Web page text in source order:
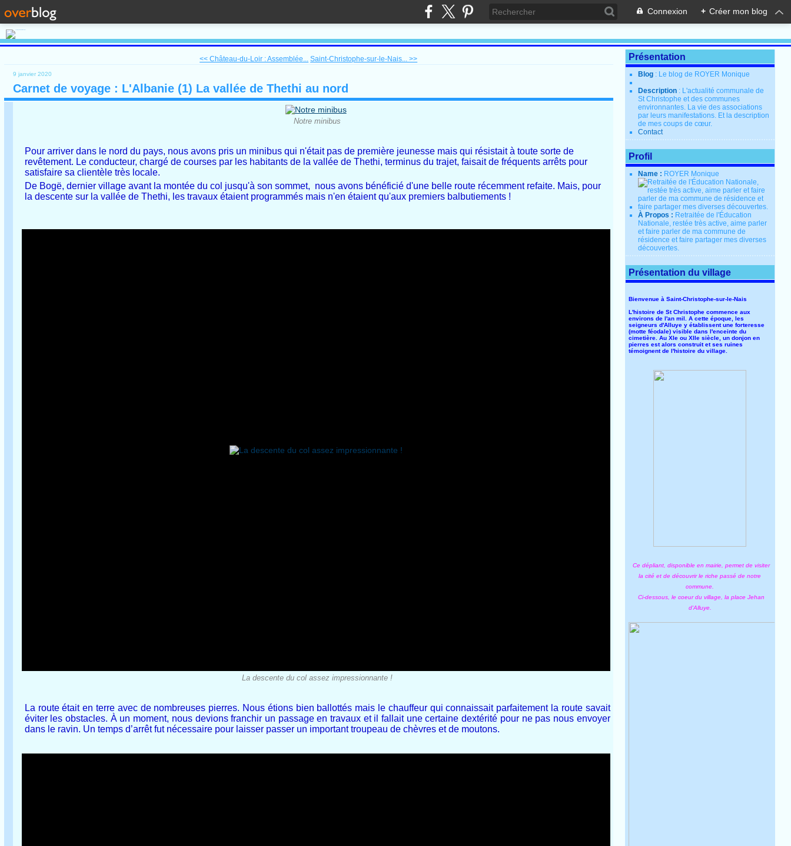
Connexion + Créer mon blog
<< Château-du-Loir : Assemblée... Saint-Christophe-sur-le-Nais... >>
9 janvier 2020
Carnet de voyage : L'Albanie (1) La vallée de Thethi au nord
Notre minibus
Pour arriver dans le nord du pays, nous avons pris un minibus qui n'était pas de première jeunesse mais qui résistait à toute sorte de
revêtement. Le conducteur, chargé de courses par les habitants de la vallée de Thethi, terminus du trajet, faisait de fréquents arrêts pour
satisfaire sa clientèle très locale.
De Bogë, dernier village avant la montée du col jusqu'à son sommet, nous avons bénéficié d'une belle route récemment refaite. Mais, pour
la descente sur la vallée de Thethi, les travaux étaient programmés mais n'en étaient qu'aux premiers balbutiements !
La descente du col assez impressionnante !
La route était en terre avec de nombreuses pierres. Nous étions bien ballottés mais le chauffeur qui connaissait parfaitement la route savait
éviter les obstacles. À un moment, nous devions franchir un passage en travaux et il fallait une certaine dextérité pour ne pas nous envoyer
dans le ravin. Un temps d’arrêt fut nécessaire pour laisser passer un important troupeau de chèvres et de moutons.
Présentation
Blog : Le blog de ROYER Monique
Description : L'actualité communale de
St Christophe et des communes
environnantes. La vie des associations
par leurs manifestations. Et la description
de mes coups de cœur.
Contact
Profil
Name : ROYER Monique
À Propos : Retraitée de l'Éducation
Nationale, restée très active, aime parler
et faire parler de ma commune de
résidence et faire partager mes diverses
découvertes.
Présentation du village
Bienvenue à Saint-Christophe-sur-le-Nais
L'histoire de St Christophe commence aux
environs de l'an mil. A cette époque, les
seigneurs d'Alluye y établissent une forteresse
(motte féodale) visible dans l'enceinte du
cimetière. Au XIe ou XIIe siècle, un donjon en
pierres est alors construit et ses ruines
témoignent de l'histoire du village.
Ce dépliant, disponible en mairie, permet de visiter
la cité et de découvrir le riche passé de notre
commune.
Ci-dessous, le coeur du village, la place Jehan
d'Alluye.